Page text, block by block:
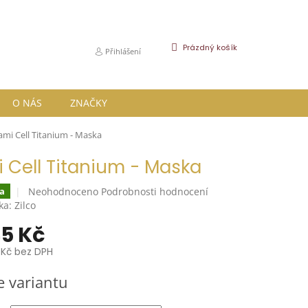
Přihlášení
NÁKUPNÍ
Prázdný košík
O NÁS ZNAČKY
Cell Titanium - Maska
Cell Titanium - Maska
Průměrné
hodnocení
je
0,0
z
hvězdiček.
Neohodnoceno Podrobnosti hodnocení
Zilco
Kč
bez DPH
variantu